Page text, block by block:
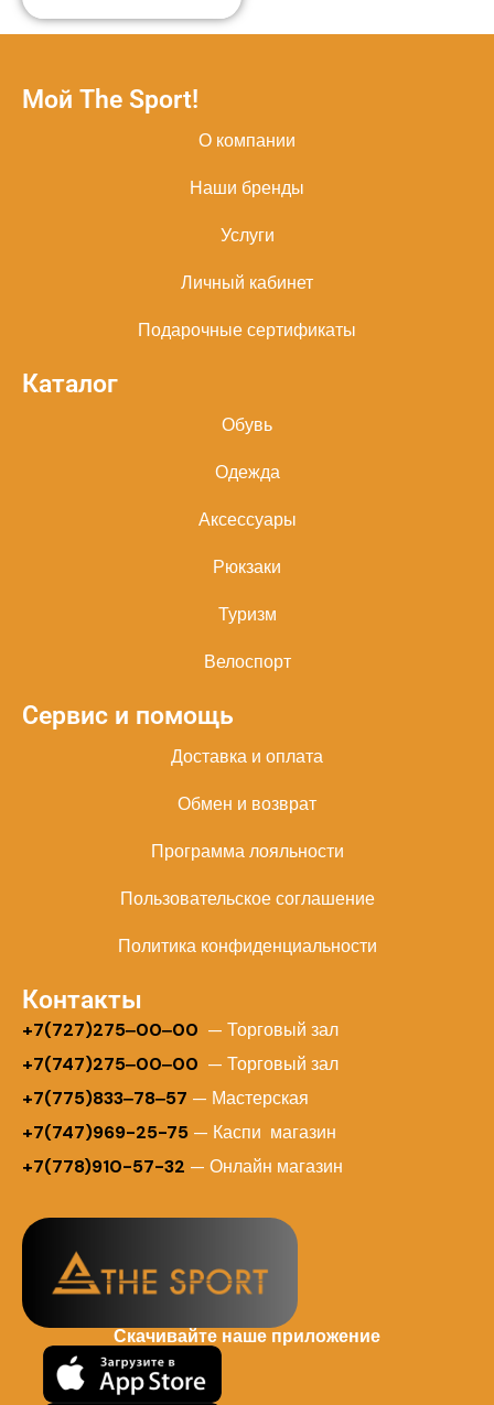
Мой The Sport!
О компании
Наши бренды
Услуги
Личный кабинет
Подарочные сертификаты
Каталог
Обувь
Одежда
Аксессуары
Рюкзаки
Туризм
Велоспорт
Сервис и помощь
Доставка и оплата
Обмен и возврат
Программа лояльности
Пользовательское соглашение
Политика конфиденциальности
Контакты
+7(727)275‒00‒00 — Торговый зал
+7(747)275‒00‒00 — Торговый зал
+7(775)833‒78‒57 — Мастерская
+7(747)969-25-75 — Каспи магазин
+7(778)910-57-32 — Онлайн магазин
Скачивайте наше приложение